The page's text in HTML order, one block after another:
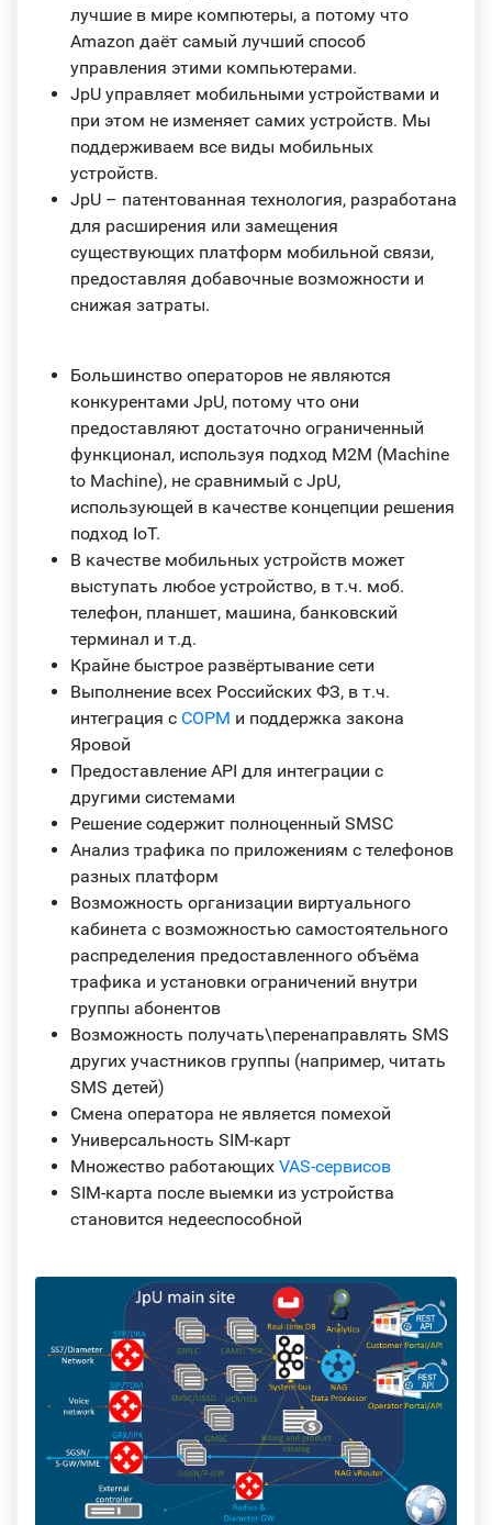
лучшие в мире компютеры, а потому что
Amazon даёт самый лучший способ
управления этими компьютерами.
JpU управляет мобильными устройствами и
при этом не изменяет самих устройств. Мы
поддерживаем все виды мобильных
устройств.
JpU – патентованная технология, разработана
для расширения или замещения
существующих платформ мобильной связи,
предоставляя добавочные возможности и
снижая затраты.
Большинство операторов не являются
конкурентами JpU, потому что они
предоставляют достаточно ограниченный
функционал, используя подход М2М (Machine
to Machine), не сравнимый с JpU,
использующей в качестве концепции решения
подход IoT.
В качестве мобильных устройств может
выступать любое устройство, в т.ч. моб.
телефон, планшет, машина, банковский
терминал и т.д.
Крайне быстрое развёртывание сети
Выполнение всех Российских ФЗ, в т.ч.
интеграция с СОРМ и поддержка закона
Яровой
Предоставление API для интеграции с
другими системами
Решение содержит полноценный SMSC
Анализ трафика по приложениям с телефонов
разных платформ
Возможность организации виртуального
кабинета с возможностью самостоятельного
распределения предоставленного объёма
трафика и установки ограничений внутри
группы абонентов
Возможность получать\перенаправлять SMS
других участников группы (например, читать
SMS детей)
Смена оператора не является помехой
Универсальность SIM-карт
Множество работающих VAS-сервисов
SIM-карта после выемки из устройства
становится недееспособной